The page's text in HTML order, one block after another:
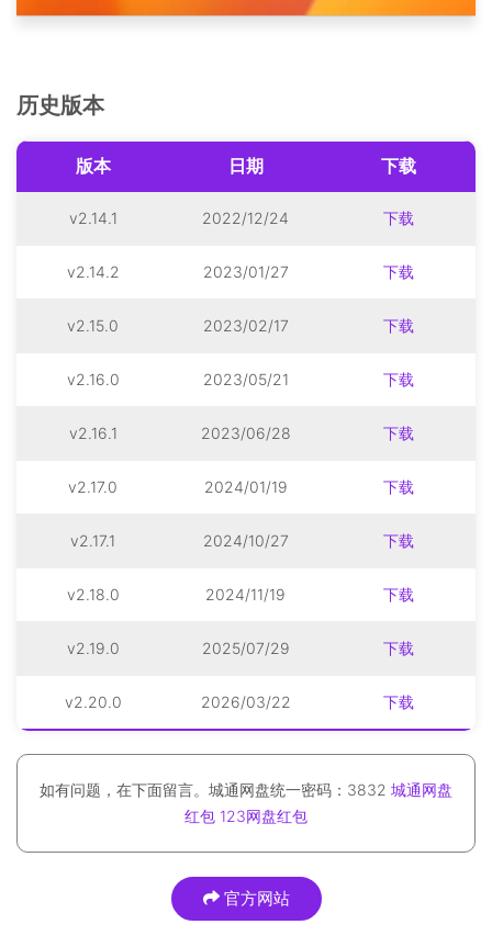
历史版本
版本 日期 下载
v2.14.1 2022/12/24 下载
v2.14.2 2023/01/27 下载
v2.15.0 2023/02/17 下载
v2.16.0 2023/05/21 下载
v2.16.1 2023/06/28 下载
v2.17.0 2024/01/19 下载
v2.17.1 2024/10/27 下载
v2.18.0 2024/11/19 下载
v2.19.0 2025/07/29 下载
v2.20.0 2026/03/22 下载
如有问题，在下面留言。城通网盘统一密码：3832 城通网盘
红包 123网盘红包
官方网站